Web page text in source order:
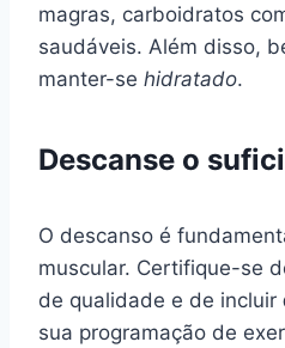
magras, carboidratos
saudáveis. Além disso,
manter-se hidratado.
Descanse o
O descanso é
muscular. Certifique-se
de qualidade e de incluir
sua programação de